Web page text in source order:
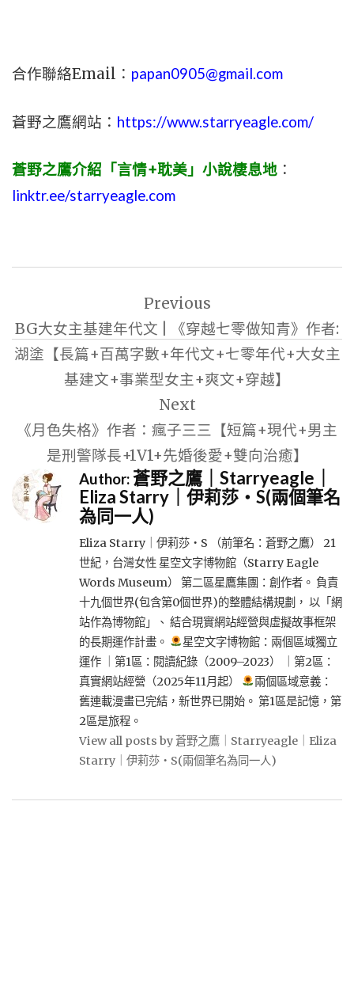
合作聯絡Email： papan0905@gmail.com
蒼野之鷹網站： https://www.starryeagle.com/
蒼野之鷹介紹「言情+耽美」小說棲息地 ：
linktr.ee/starryeagle.com
導
覽
Previous
BG大女主基建年代文 | 《穿越七零做知青》作者:
湖塗【長篇+百萬字數+年代文+七零年代+大女主
基建文+事業型女主+爽文+穿越】
Next
《月色失格》作者：瘋子三三【短篇+現代+男主
是刑警隊長+1V1+先婚後愛+雙向治癒】
Author:蒼野之鷹｜Starryeagle｜
Eliza Starry｜伊莉莎・S(兩個筆名
為同一人)
Eliza Starry｜伊莉莎・S （前筆名：蒼野之鷹） 21
世紀，台灣女性 星空文字博物館（Starry Eagle
Words Museum） 第二區星鷹集團：創作者。 負責
十九個世界(包含第0個世界)的整體結構規劃， 以「網
站作為博物館」、 結合現實網站經營與虛擬故事框架
的長期運作計畫。
星空文字博物館：兩個區域獨立
運作 ｜第1區：閱讀紀錄（2009–2023） ｜第2區：
真實網站經營（2025年11月起）
兩個區域意義：
舊連載漫畫已完結，新世界已開始。 第1區是記憶，第
2區是旅程。
View all posts by 蒼野之鷹｜Starryeagle｜Eliza
Starry｜伊莉莎・S(兩個筆名為同一人)